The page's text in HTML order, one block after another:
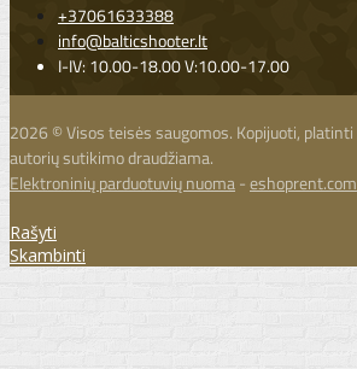
+37061633388
info@balticshooter.lt
I-IV: 10.00-18.00 V:10.00-17.00
2026 © Visos teisės saugomos. Kopijuoti,
autorių sutikimo draudžiama.
Elektroninių parduotuvių nuoma-eshoprent.com
Rašyti
Skambinti